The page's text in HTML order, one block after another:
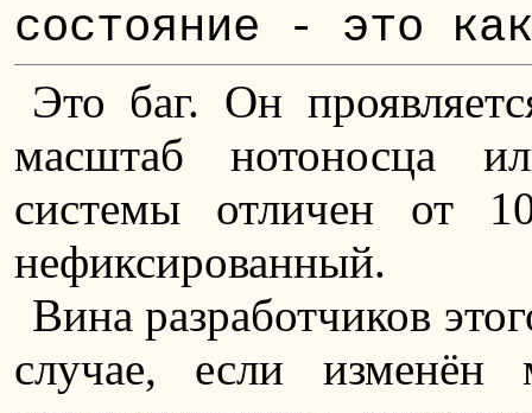
состояние - это
Это баг. Он
масштаб нотоносца
системы отличен от
нефиксированный.
Вина разработчиков
случае, если